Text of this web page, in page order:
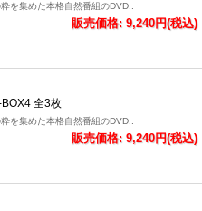
を集めた本格自然番組のDVD..
販売価格: 9,240円(税込)
全3枚
を集めた本格自然番組のDVD..
販売価格: 9,240円(税込)